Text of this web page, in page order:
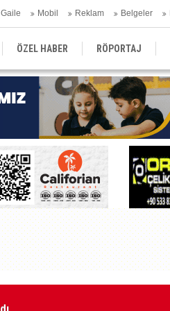
Gaile Mobil Reklam Belgeler
ÖZEL HABER RÖPORTAJ
YEREL YÖNETİM DERGİLER